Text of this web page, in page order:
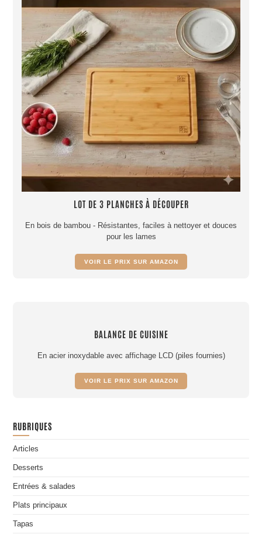
LOT DE 3 PLANCHES À DÉCOUPER
En bois de bambou - Résistantes, faciles à nettoyer et douces
pour les lames
VOIR LE PRIX SUR AMAZON
BALANCE DE CUISINE
En acier inoxydable avec affichage LCD (piles fournies)
VOIR LE PRIX SUR AMAZON
RUBRIQUES
Articles
Desserts
Entrées & salades
Plats principaux
Tapas